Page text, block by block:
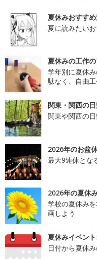
夏休みおすす
夏に読みたい
夏休みの工作
学年別に夏休
駄なく、自由
関東・関西の
関東や関西の
2026年のお盆
最大9連休とな
2026年の夏休
学校の夏休み
画しよう
夏休みイベン
日付から夏休